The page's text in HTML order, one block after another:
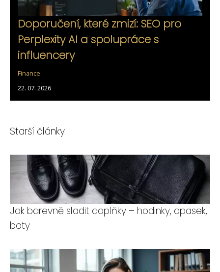
Doporučení, které zmizí: SEO pro
Perplexity AI a spolupráce s
influencery
Finance
22. 07. 2026
Starší články
Jak barevně sladit doplňky – hodinky, opasek,
boty